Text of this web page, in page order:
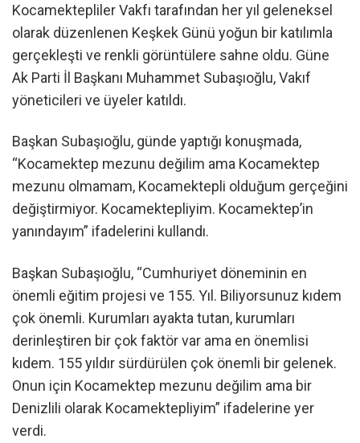
Kocamektepliler Vakfı tarafından her yıl geleneksel
olarak düzenlenen Keşkek Günü yoğun bir katılımla
gerçekleşti ve renkli görüntülere sahne oldu. Güne
Ak Parti İl Başkanı Muhammet Subaşıoğlu, Vakıf
yöneticileri ve üyeler katıldı.
Başkan Subaşıoğlu, günde yaptığı konuşmada,
“Kocamektep mezunu değilim ama Kocamektep
mezunu olmamam, Kocamektepli olduğum gerçeğini
değiştirmiyor. Kocamektepliyim. Kocamektep’in
yanındayım” ifadelerini kullandı.
Başkan Subaşıoğlu, “Cumhuriyet döneminin en
önemli eğitim projesi ve 155. Yıl. Biliyorsunuz kıdem
çok önemli. Kurumları ayakta tutan, kurumları
derinleştiren bir çok faktör var ama en önemlisi
kıdem. 155 yıldır sürdürülen çok önemli bir gelenek.
Onun için Kocamektep mezunu değilim ama bir
Denizlili olarak Kocamektepliyim” ifadelerine yer
verdi.